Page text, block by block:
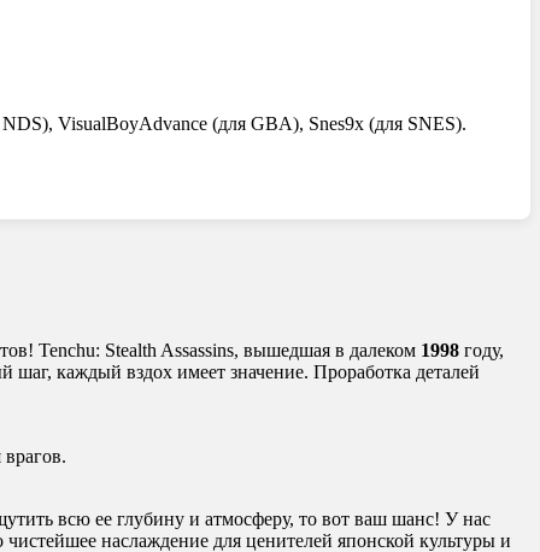
VisualBoyAdvance (для GBA), Snes9x (для SNES).
Tenchu: Stealth Assassins, вышедшая в далеком 1998 году,
шаг, каждый вздох имеет значение. Проработка деталей
всю ее глубину и атмосферу, то вот ваш шанс! У нас
наслаждение для ценителей японской культуры и